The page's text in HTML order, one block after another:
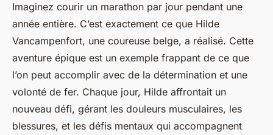
Imaginez courir un marathon par jour pendant une
année entière. C’est exactement ce que Hilde
Vancampenfort, une coureuse belge, a réalisé. Cette
aventure épique est un exemple frappant de ce que
l’on peut accomplir avec de la détermination et une
volonté de fer. Chaque jour, Hilde affrontait un
nouveau défi, gérant les douleurs musculaires, les
blessures, et les défis mentaux qui accompagnent